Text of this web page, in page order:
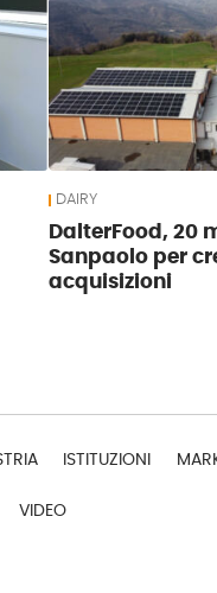
DAIRY
DalterFood, 20
Sanpaolo per
acquisizioni
ISTITUZIONI
VIDEO